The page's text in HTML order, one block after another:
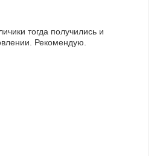
тогда получились и
Рекомендую.